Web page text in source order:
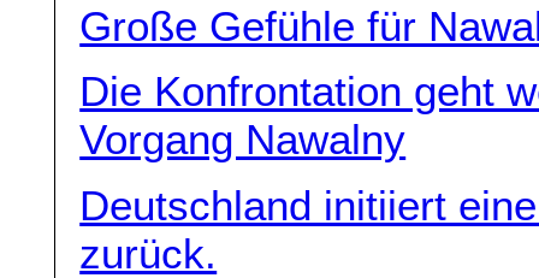
Große Gefühle für
Die Konfrontation geht
Vorgang Nawalny
Deutschland initiiert
zurück.